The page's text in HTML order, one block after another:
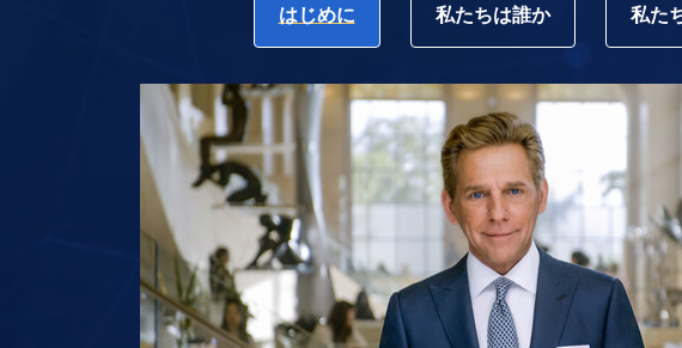
はじめに 私たちは誰か 私た